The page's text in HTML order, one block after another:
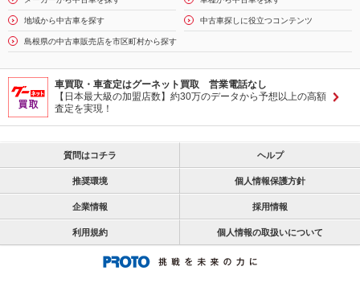
地域から中古車を探す 中古車探しに役立つコンテンツ
島根県の中古車販売店を市区町村から探す
車買取・車査定はグーネット買取 営業電話なし
【日本最大級の加盟店数】約30万のデータから予想以上の高額
査定を実現！
質問はコチラ ヘルプ
推奨環境 個人情報保護方針
企業情報 採用情報
利用規約 個人情報の取扱いについて